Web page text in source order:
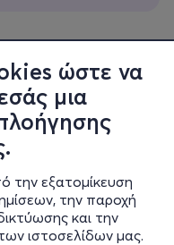
ώστε να
μια
την εξατομίκευση
την παροχή
και την
ιστοσελίδων μας.